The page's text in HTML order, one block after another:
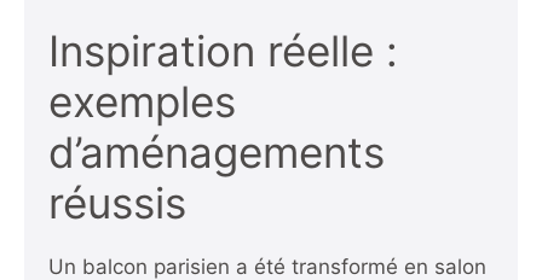
Inspiration réelle :
exemples
d’aménagements
réussis
Un balcon parisien a été transformé en salon